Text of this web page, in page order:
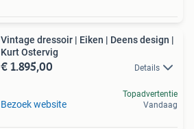
Vintage dressoir | Eiken | Deens design |
Kurt Ostervig
€ 1.895,00 Details
Bezoek website
Topadvertentie
Vandaag